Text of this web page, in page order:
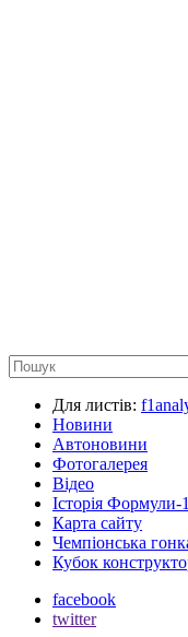
Для листів:
Новини
Автоновини
Фотогалерея
Відео
Історія Формули-1
Карта сайту
Чемпіонська
Кубок
facebook
twitter